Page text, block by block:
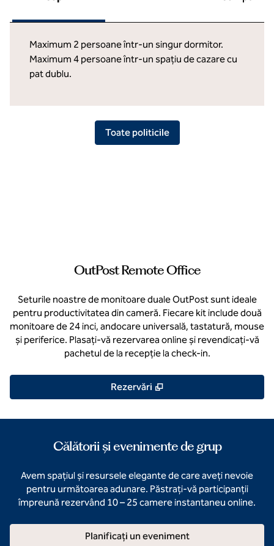
Maximum 2 persoane într-un singur dormitor.
Maximum 4 persoane într-un spațiu de cazare cu
pat dublu.
Toate politicile
OutPost Remote Office
Seturile noastre de monitoare duale OutPost sunt ideale
pentru productivitatea din cameră. Fiecare kit include două
monitoare de 24 inci, andocare universală, tastatură, mouse
și periferice. Plasați-vă rezervarea online și revendicați-vă
pachetul de la recepție la check-in.
Rezervări ,
Călătorii și evenimente de grup
Avem spațiul și resursele elegante de care aveți nevoie
pentru următoarea adunare. Păstrați-vă participanții
împreună rezervând 10 – 25 camere instantaneu online.
Planificați un eveniment